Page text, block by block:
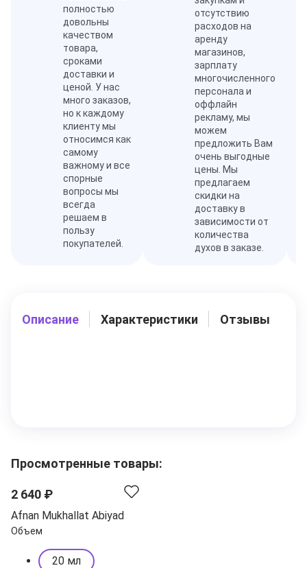
полностью
довольны
качеством
товара,
сроками
доставки и
ценой. У нас
много заказов,
но к каждому
клиенту мы
относимся как
самому
важному и все
спорные
вопросы мы
всегда
решаем в
пользу
покупателей.
отсутствию
расходов на
аренду
магазинов,
зарплату
многочисленного
персонала и
оффлайн
рекламу, мы
можем
предложить Вам
очень выгодные
цены. Мы
предлагаем
скидки на
доставку в
зависимости от
количества
духов в заказе.
Описание Характеристики Отзывы
Просмотренные товары:
2 640 ₽
Afnan Mukhallat Abiyad
Объем
20 мл